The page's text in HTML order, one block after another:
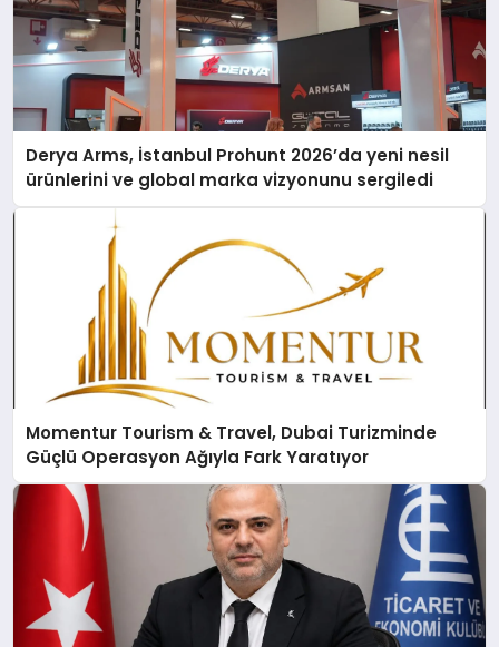
Derya Arms, İstanbul Prohunt 2026’da yeni nesil
ürünlerini ve global marka vizyonunu sergiledi
Momentur Tourism & Travel, Dubai Turizminde
Güçlü Operasyon Ağıyla Fark Yaratıyor